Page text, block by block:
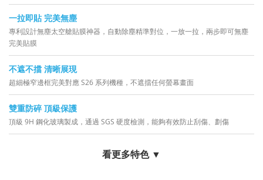
一拉即貼 完美無塵
專利設計無塵太空艙貼膜神器，自動除塵精準對位，一放一拉，兩步即可無塵
完美貼膜
不遮不擋 清晰展現
超細極窄邊框完美對應 S26 系列機種，不遮擋任何螢幕畫面
雙重防碎 頂級保護
頂級 9H 鋼化玻璃製成，通過 SGS 硬度檢測，能夠有效防止刮傷、劃傷
看更多特色 ▼